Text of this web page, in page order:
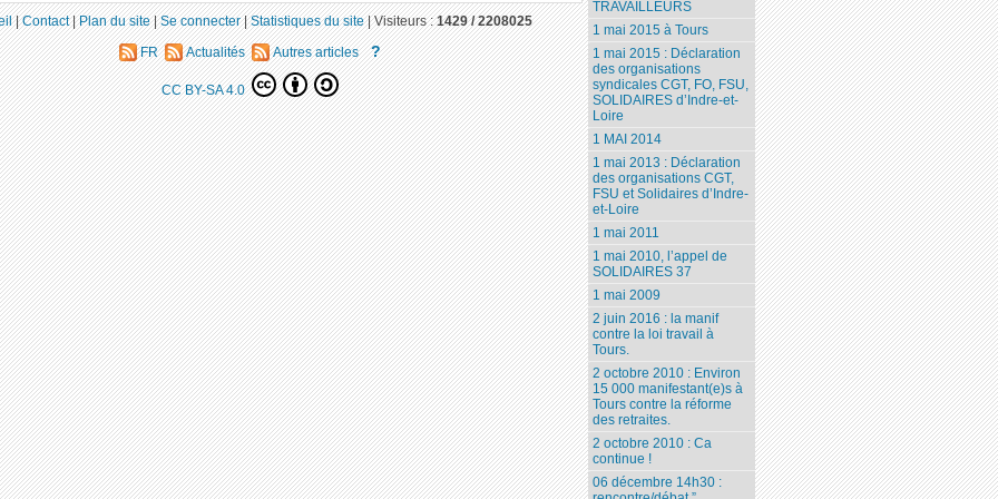
TRAVAILLEURS
1 mai 2015 à Tours
1 mai 2015 : Déclaration
des organisations
syndicales CGT, FO, FSU,
SOLIDAIRES d’Indre-et-
Loire
1 MAI 2014
1 mai 2013 : Déclaration
des organisations CGT,
FSU et Solidaires d’Indre-
et-Loire
1 mai 2011
1 mai 2010, l’appel de
SOLIDAIRES 37
1 mai 2009
2 juin 2016 : la manif
contre la loi travail à
Tours.
2 octobre 2010 : Environ
15 000 manifestant(e)s à
Tours contre la réforme
des retraites.
2 octobre 2010 : Ca
continue !
06 décembre 14h30 :
|Contact|Plan du site|Se connecter|Statistiques du site|Visiteurs :1429 / 2208025
FR Actualités Autres articles ?
CC BY-SA 4.0